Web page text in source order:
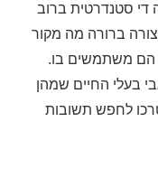
די סטנדרטית ברוב
ברורה מה מקור
הם משתמשים בו.
בעלי החיים שמהן
לחפש תשובות